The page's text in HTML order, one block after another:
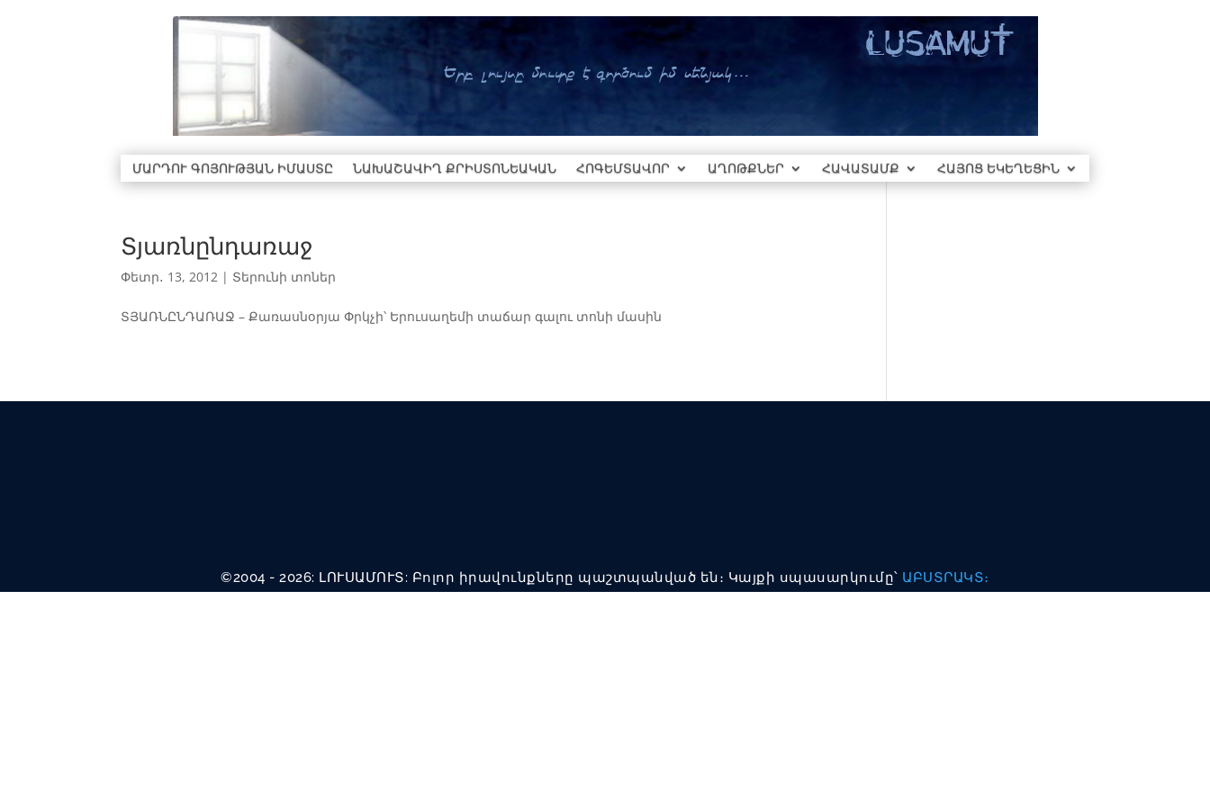
ՄԱՐԴՈՒ ԳՈՅՈՒԹՅԱՆ ԻՄԱՍՏԸ ՆԱԽԱՇԱՎԻՂ ՔՐԻՍՏՈՆԵԱԿԱՆ ՀՈԳԵՄՏԱՎՈՐ ԱՂՈԹՔՆԵՐ ՀԱՎԱՏԱՄՔ ՀԱՅՈՑ ԵԿԵՂԵՑԻՆ
Տյառնընդառաջ
Փետր․ 13, 2012 | Տերունի տոներ
ՏՅԱՌՆԸՆԴԱՌԱՋ – Քառասնօրյա Փրկչի՝ Երուսաղեմի տաճար գալու տոնի մասին
©2004 - 2026: ԼՈՒՍԱՄՈՒՏ: Բոլոր իրավունքները պաշտպանված են։ Կայքի սպասարկումը՝ ԱԲՍՏՐԱԿՏ։